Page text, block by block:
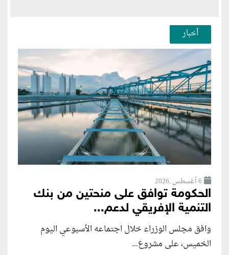
أخبار
6 أغسطس ,2026
الحكومة توافق على منحتين من بنك
التنمية الإفريقي لدعم...
وافق مجلس الوزراء خلال اجتماعه الأسبوعي اليوم
الخميس، على مشروع...